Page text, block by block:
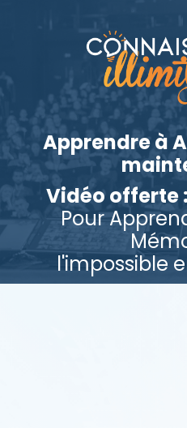
Apprendre à
Vidéo offerte :
Pour
l'impossible